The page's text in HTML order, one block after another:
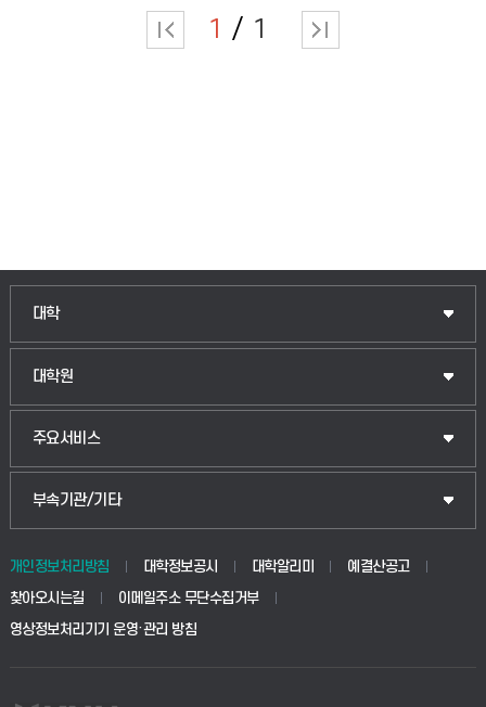
1 1
대학
인문융합공공인재학부
법경영학부
생명공학부
대학원
일반대학원
산업대학원
공공정책대학원
교육대학원
주요서비스
입학안내
웹메일
학사시스템(전문학사 및 전공심화)
부속기관/기타
중앙도서관
학생생활관(안성)
개인정보처리방침 대학정보공시 대학알리미
예결산공고
찾아오시는길
이메일주소 무단수집거부
영상정보처리기기 운영·관리 방침